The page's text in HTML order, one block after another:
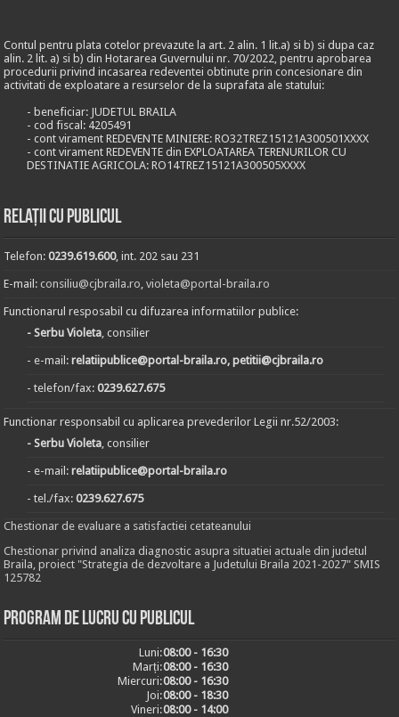
Contul pentru plata cotelor prevazute la art. 2 alin. 1 lit.a) si b) si dupa caz
alin. 2 lit. a) si b) din Hotararea Guvernului nr. 70/2022, pentru aprobarea
procedurii privind incasarea redeventei obtinute prin concesionare din
activitati de exploatare a resurselor de la suprafata ale statului:
- beneficiar: JUDETUL BRAILA
- cod fiscal: 4205491
- cont virament REDEVENTE MINIERE: RO32TREZ15121A300501XXXX
- cont virament REDEVENTE din EXPLOATAREA TERENURILOR CU
DESTINATIE AGRICOLA: RO14TREZ15121A300505XXXX
Relații cu publicul
Telefon:0239.619.600, int. 202 sau 231
E-mail:consiliu@cjbraila.ro,violeta@portal-braila.ro
Functionarul resposabil cu difuzarea informatiilor publice:
- Serbu Violeta, consilier
- e-mail:relatiipublice@portal-braila.ro, petitii@cjbraila.ro
- telefon/fax:0239.627.675
Functionar responsabil cu aplicarea prevederilor Legii nr.52/2003:
- Serbu Violeta, consilier
- e-mail:relatiipublice@portal-braila.ro
- tel./fax:0239.627.675
Chestionar de evaluare a satisfactiei cetateanului
Chestionar privind analiza diagnostic asupra situatiei actuale din judetul
Braila, proiect "Strategia de dezvoltare a Judetului Braila 2021-2027" SMIS
125782
Program de lucru cu publicul
Luni:08:00 - 16:30
Marți:08:00 - 16:30
Miercuri:08:00 - 16:30
Joi:08:00 - 18:30
Vineri:08:00 - 14:00